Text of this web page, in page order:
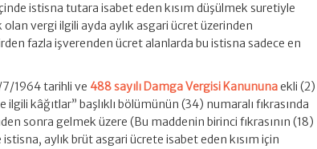
istisna tutara isabet eden kısım düşülmek suretiyle
vergi ilgili ayda aylık asgari ücret üzerinden
fazla işverenden ücret alanlarda bu istisna sadece en
7/1964 tarihli ve 488 sayılı Damga Vergisi Kanununaekli (2)
kâğıtlar” başlıklı bölümünün (34) numaralı fıkrasında
sonra gelmek üzere (Bu maddenin birinci fıkrasının (18)
aylık brüt asgari ücrete isabet eden kısım için